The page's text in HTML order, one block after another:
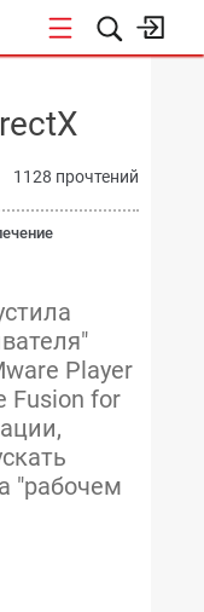
1128 прочтений
Player
Fusion for
"рабочем